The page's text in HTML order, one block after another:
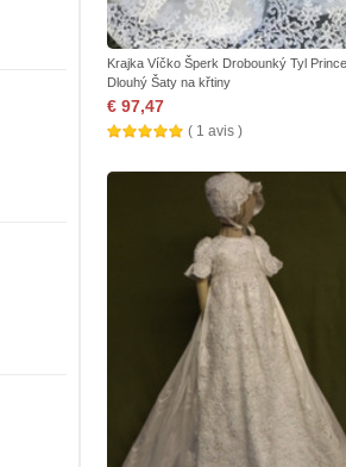
Krajka Víčko Šperk Drobounký Tyl
Dlouhý Šaty na křtiny
€ 97,47
( 1 avis )